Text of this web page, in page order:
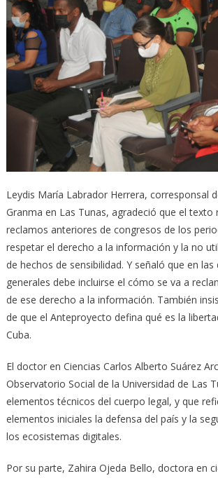
Leydis María Labrador Herrera, corresponsal
Granma en Las Tunas, agradeció que el texto
reclamos anteriores de congresos de los
respetar el derecho a la información y la no
de hechos de sensibilidad. Y señaló que en las
generales debe incluirse el cómo se va a
de ese derecho a la información. También
de que el Anteproyecto defina qué es la
Cuba.
El doctor en Ciencias Carlos Alberto Suárez
Observatorio Social de la Universidad de Las
elementos técnicos del cuerpo legal, y que
elementos iniciales la defensa del país y la
los ecosistemas digitales.
Por su parte, Zahira Ojeda Bello, doctora en